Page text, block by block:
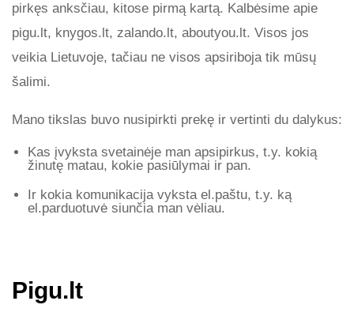
pirkęs anksčiau, kitose pirmą kartą. Kalbėsime apie
pigu.lt, knygos.lt, zalando.lt, aboutyou.lt. Visos jos
veikia Lietuvoje, tačiau ne visos apsiriboja tik mūsų
šalimi.
Mano tikslas buvo nusipirkti prekę ir vertinti du dalykus:
Kas įvyksta svetainėje man apsipirkus, t.y. kokią
žinutę matau, kokie pasiūlymai ir pan.
Ir kokia komunikacija vyksta el.paštu, t.y. ką
el.parduotuvė siunčia man vėliau.
Pigu.lt